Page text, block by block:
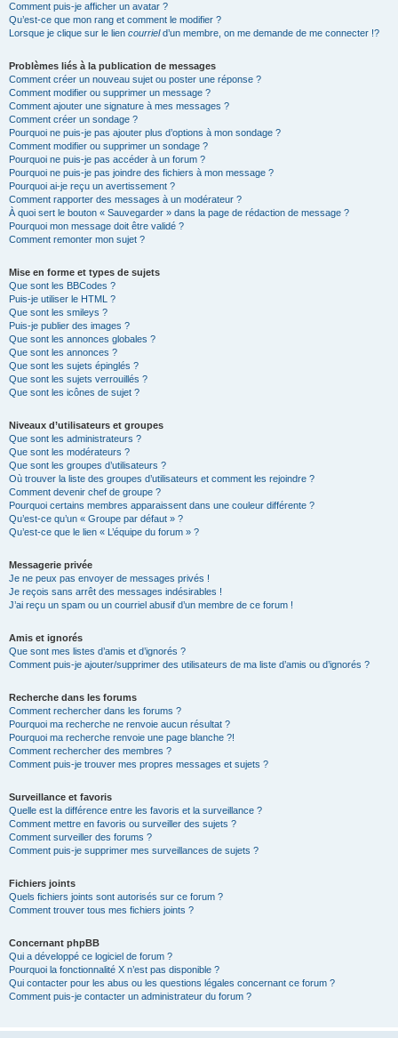
Comment puis-je afficher un avatar ?
Qu’est-ce que mon rang et comment le modifier ?
Lorsque je clique sur le lien courrield’un membre, on me demande de me connecter !?
Problèmes liés à la publication de messages
Comment créer un nouveau sujet ou poster une réponse ?
Comment modifier ou supprimer un message ?
Comment ajouter une signature à mes messages ?
Comment créer un sondage ?
Pourquoi ne puis-je pas ajouter plus d’options à mon sondage ?
Comment modifier ou supprimer un sondage ?
Pourquoi ne puis-je pas accéder à un forum ?
Pourquoi ne puis-je pas joindre des fichiers à mon message ?
Pourquoi ai-je reçu un avertissement ?
Comment rapporter des messages à un modérateur ?
À quoi sert le bouton « Sauvegarder » dans la page de rédaction de message ?
Pourquoi mon message doit être validé ?
Comment remonter mon sujet ?
Mise en forme et types de sujets
Que sont les BBCodes ?
Puis-je utiliser le HTML ?
Que sont les smileys ?
Puis-je publier des images ?
Que sont les annonces globales ?
Que sont les annonces ?
Que sont les sujets épinglés ?
Que sont les sujets verrouillés ?
Que sont les icônes de sujet ?
Niveaux d’utilisateurs et groupes
Que sont les administrateurs ?
Que sont les modérateurs ?
Que sont les groupes d’utilisateurs ?
Où trouver la liste des groupes d’utilisateurs et comment les rejoindre ?
Comment devenir chef de groupe ?
Pourquoi certains membres apparaissent dans une couleur différente ?
Qu’est-ce qu’un « Groupe par défaut » ?
Qu’est-ce que le lien « L’équipe du forum » ?
Messagerie privée
Je ne peux pas envoyer de messages privés !
Je reçois sans arrêt des messages indésirables !
J’ai reçu un spam ou un courriel abusif d’un membre de ce forum !
Amis et ignorés
Que sont mes listes d’amis et d’ignorés ?
Comment puis-je ajouter/supprimer des utilisateurs de ma liste d’amis ou d’ignorés ?
Recherche dans les forums
Comment rechercher dans les forums ?
Pourquoi ma recherche ne renvoie aucun résultat ?
Pourquoi ma recherche renvoie une page blanche ?!
Comment rechercher des membres ?
Comment puis-je trouver mes propres messages et sujets ?
Surveillance et favoris
Quelle est la différence entre les favoris et la surveillance ?
Comment mettre en favoris ou surveiller des sujets ?
Comment surveiller des forums ?
Comment puis-je supprimer mes surveillances de sujets ?
Fichiers joints
Quels fichiers joints sont autorisés sur ce forum ?
Comment trouver tous mes fichiers joints ?
Concernant phpBB
Qui a développé ce logiciel de forum ?
Pourquoi la fonctionnalité X n’est pas disponible ?
Qui contacter pour les abus ou les questions légales concernant ce forum ?
Comment puis-je contacter un administrateur du forum ?